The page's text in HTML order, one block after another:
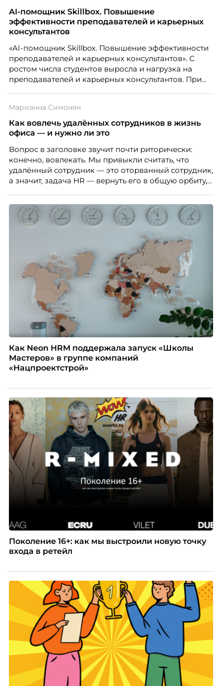
«свадебного генерала», почему стандартные
системы оценки часто упускают самых талантливых
людей и как выявить лидерский потенциал ещё до
Тимур Соколов, ключевой эксперт по
стратегическому развитию и формированию
культуры лидерства в организациях.
AI-помощник Skillbox. Повышение
эффективности преподавателей и карьерных
консультантов
«AI-помощник Skillbox. Повышение эффективности
преподавателей и карьерных консультантов». С
ростом числа студентов выросла и нагрузка на
преподавателей и карьерных консультантов. При
повысить эффективность сотрудников, ускорить
процессы, сохранить качество поддержки и
масштабироваться без роста команды. Так и
Skillbox.
Марианна Симонян
Как вовлечь удалённых сотрудников в жизнь
офиса — и нужно ли это
Вопрос в заголовке звучит почти риторически:
конечно, вовлекать. Мы привыкли считать, что
удалённый сотрудник — это оторванный сотрудник,
а значит, задача HR — вернуть его в общую орбиту,
вовлечения, стоит остановиться на неудобном
факте: данные говорят ровно обратное тому, что
подсказывает интуиция. Автор свежего выпуска
Марианна Симонян — HR Tech лидер, эксперт по
People Analytics, приглашённый лектор НИУ ВШЭ и
МИФИ, автор книги «Дао женской карьеры».
Как Neon HRM поддержала запуск «Школы
Мастеров» в группе компаний
«Нацпроектстрой»
Поколение 16+: как мы выстроили новую точку
входа в ретейл